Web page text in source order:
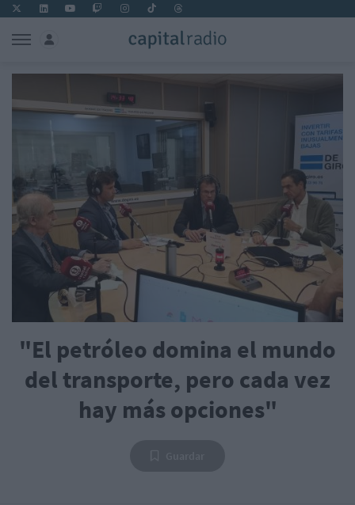
"El petróleo domina el mundo
del transporte, pero cada vez
hay más opciones"